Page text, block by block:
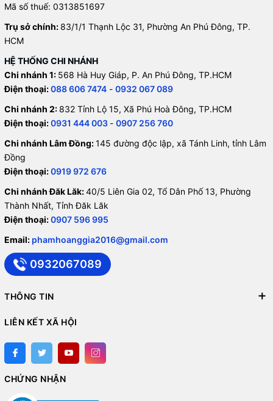
Mã số thuế: 0313851697
Trụ sở chính: 83/1/1 Thạnh Lộc 31, Phường An Phú Đông, TP.
HCM
HỆ THỐNG CHI NHÁNH
Chi nhánh 1: 568 Hà Huy Giáp, P. An Phú Đông, TP.HCM
Điện thoại:088 606 7474 - 0932 067 089
Chi nhánh 2: 832 Tỉnh Lộ 15, Xã Phú Hoà Đông, TP.HCM
Điện thoại:0931 444 003 - 0907 256 760
Chi nhánh Lâm Đồng:145 đường độc lập, xã Tánh Linh, tỉnh Lâm
Đồng
Điện thoại:0919 972 676
Chi nhánh Đăk Lăk:40/5 Liên Gia 02, Tổ Dân Phố 13, Phường
Thành Nhất, Tỉnh Đăk Lăk
Điện thoại:0907 596 995
Email: phamhoanggia2016@gmail.com
0932067089
THÔNG TIN
LIÊN KẾT XÃ HỘI
CHỨNG NHẬN